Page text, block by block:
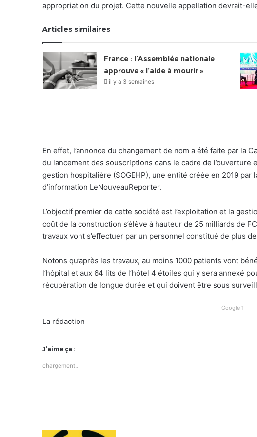
appropriation du projet. Cette nouvelle appellation devrait-
Articles similaires
France : l’Assemblée nationale
approuve « l’aide à mourir »
il y a 3 semaines
En effet, l’annonce du changement de nom a été faite par la
du lancement des souscriptions dans le cadre de l’ouverture
gestion hospitalière (SOGEHP), une entité créée en 2019 par
d’information LeNouveauReporter.
L’objectif premier de cette société est l’exploitation et la
coût de la construction s’élève à hauteur de 25 milliards de
travaux vont s’effectuer par un personnel constitué de plus
Notons qu’après les travaux, au moins 1000 patients vont
l’hôpital et aux 64 lits de l’hôtel 4 étoiles qui y sera annexé
récupération de longue durée et qui doivent être sous
Google 1
La rédaction
J’aime ça :
chargement…